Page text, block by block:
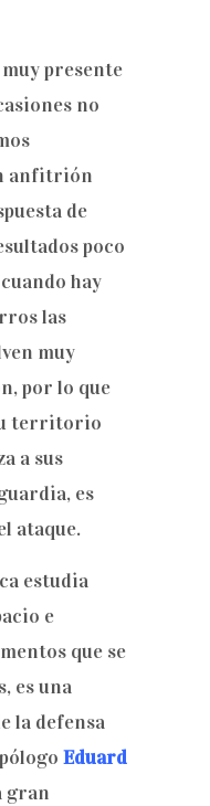
presente
no
anfitrión
de
poco
hay
las
muy
por lo que
territorio
a sus
es
ataque.
estudia
e
que se
es una
la defensa
Eduard
gran